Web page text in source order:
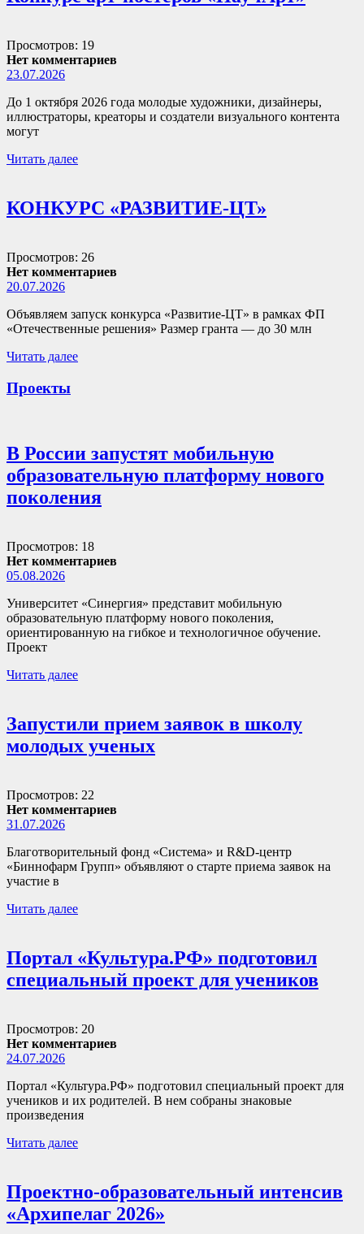
Просмотров: 19
Нет комментариев
23.07.2026
До 1 октября 2026 года молодые художники, дизайнеры,
иллюстраторы, креаторы и создатели визуального контента
могут
Читать далее
КОНКУРС «РАЗВИТИЕ-ЦТ»
Просмотров: 26
Нет комментариев
20.07.2026
Объявляем запуск конкурса «Развитие-ЦТ» в рамках ФП
«Отечественные решения» Размер гранта — до 30 млн
Читать далее
Проекты
В России запустят мобильную
образовательную платформу нового
поколения
Просмотров: 18
Нет комментариев
05.08.2026
Университет «Синергия» представит мобильную
образовательную платформу нового поколения,
ориентированную на гибкое и технологичное обучение.
Проект
Читать далее
Запустили прием заявок в школу
молодых ученых
Просмотров: 22
Нет комментариев
31.07.2026
Благотворительный фонд «Система» и R&D-центр
«Биннофарм Групп» объявляют о старте приема заявок на
участие в
Читать далее
Портал «Культура.РФ» подготовил
специальный проект для учеников
Просмотров: 20
Нет комментариев
24.07.2026
Портал «Культура.РФ» подготовил специальный проект для
учеников и их родителей. В нем собраны знаковые
произведения
Читать далее
Проектно-образовательный интенсив
«Архипелаг 2026»